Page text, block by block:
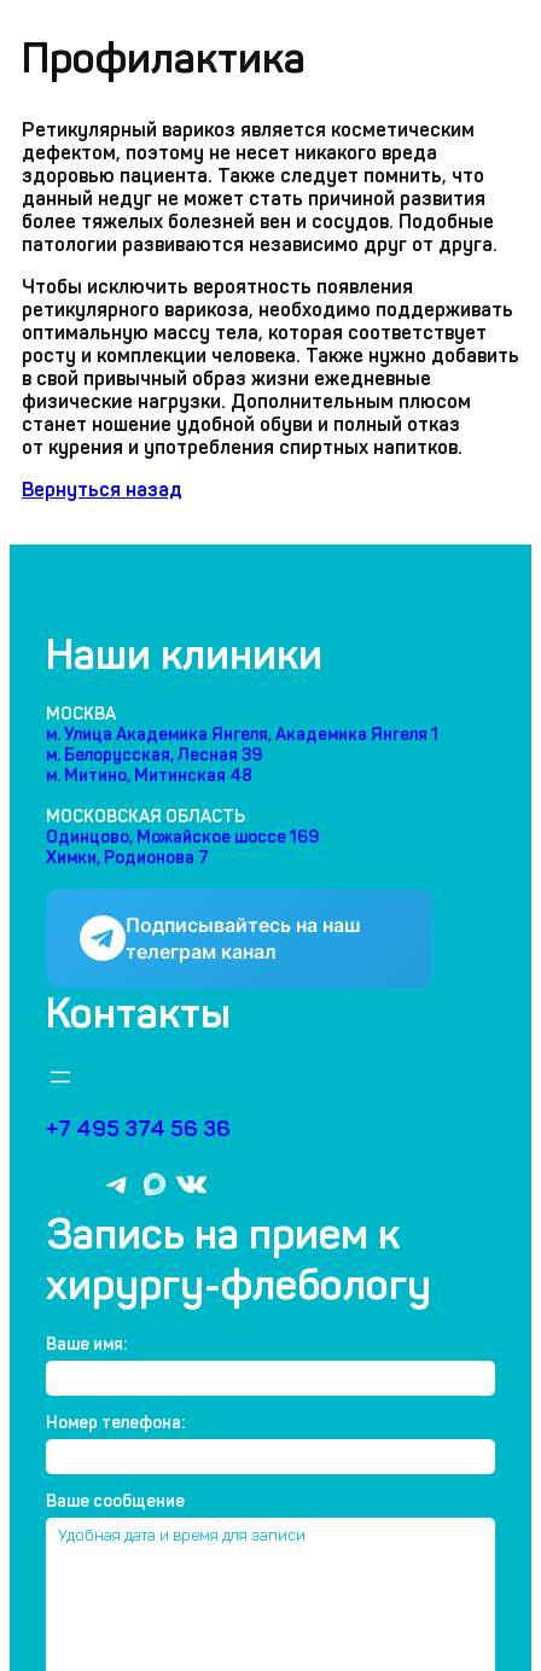
Профилактика
Ретикулярный варикоз является косметическим
дефектом, поэтому не несет никакого вреда
здоровью пациента. Также следует помнить, что
данный недуг не может стать причиной развития
более тяжелых болезней вен и сосудов. Подобные
патологии развиваются независимо друг от друга.
Чтобы исключить вероятность появления
ретикулярного варикоза, необходимо поддерживать
оптимальную массу тела, которая соответствует
росту и комплекции человека. Также нужно добавить
в свой привычный образ жизни ежедневные
физические нагрузки. Дополнительным плюсом
станет ношение удобной обуви и полный отказ
от курения и употребления спиртных напитков.
Вернуться назад
Наши клиники
МОСКВА
м. Улица Академика Янгеля, Академика Янгеля 1
м. Белорусская, Лесная 39
м. Митино, Митинская 48
МОСКОВСКАЯ ОБЛАСТЬ
Одинцово, Можайское шоссе 169
Химки, Родионова 7
Подписывайтесь на наш
телеграм канал
Контакты
+7 495 374 56 36
T
l
e
g
r
m
В
о
т
т
е
о
т
т
е
Запись на прием к
хирургу-флебологу
Ваше имя:
Номер телефона:
Ваше сообщение